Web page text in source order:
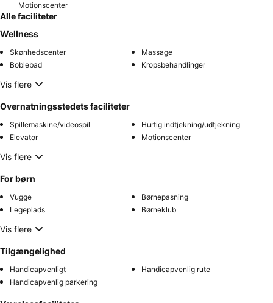
Motionscenter
Alle faciliteter
Wellness
Skønhedscenter
Massage
Boblebad
Kropsbehandlinger
Vis flere
Overnatningsstedets faciliteter
Spillemaskine/videospil
Hurtig indtjekning/udtjekning
Elevator
Motionscenter
Vis flere
For børn
Vugge
Børnepasning
Legeplads
Børneklub
Vis flere
Tilgængelighed
Handicapvenligt
Handicapvenlig rute
Handicapvenlig parkering